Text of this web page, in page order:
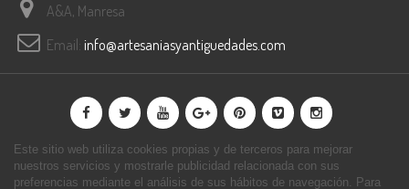
A&A, Manresa
Email: info@artesaniasyantiguedades.com
Este sitio web utiliza cookies propias y de terceros para mejorar
nuestros servicios y mostrarle publicidad relacionada con sus
preferencias mediante el análisis de sus hábitos de navegación. Para